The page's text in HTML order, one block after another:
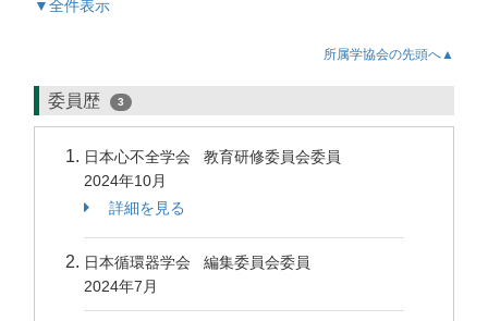
▼全件表示
所属学協会の先頭へ▲
委員歴 3
日本心不全学会 教育研修委員会委員
2024年10月
詳細を見る
日本循環器学会 編集委員会委員
2024年7月